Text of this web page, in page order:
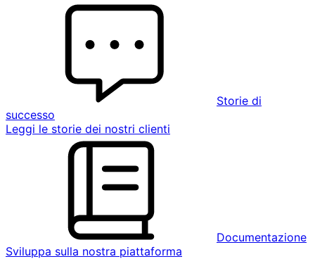
Storie di
successo
Leggi le storie dei nostri clienti
Documentazione
Sviluppa sulla nostra piattaforma